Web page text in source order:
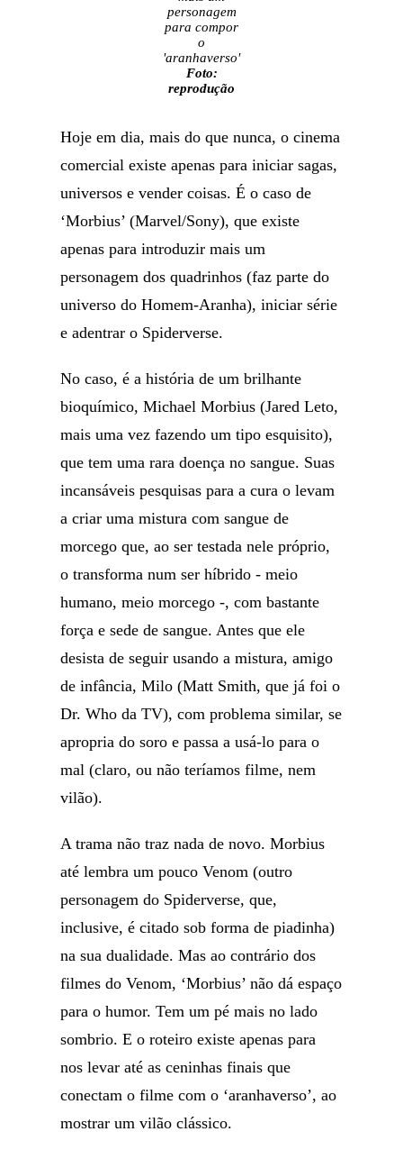
personagem
para compor
o
'aranhaverso'
Foto:
reprodução
Hoje em dia, mais do que nunca, o cinema
comercial existe apenas para iniciar sagas,
universos e vender coisas. É o caso de
‘Morbius’ (Marvel/Sony), que existe
apenas para introduzir mais um
personagem dos quadrinhos (faz parte do
universo do Homem-Aranha), iniciar série
e adentrar o Spiderverse.
No caso, é a história de um brilhante
bioquímico, Michael Morbius (Jared Leto,
mais uma vez fazendo um tipo esquisito),
que tem uma rara doença no sangue. Suas
incansáveis pesquisas para a cura o levam
a criar uma mistura com sangue de
morcego que, ao ser testada nele próprio,
o transforma num ser híbrido - meio
humano, meio morcego -, com bastante
força e sede de sangue. Antes que ele
desista de seguir usando a mistura, amigo
de infância, Milo (Matt Smith, que já foi o
Dr. Who da TV), com problema similar, se
apropria do soro e passa a usá-lo para o
mal (claro, ou não teríamos filme, nem
vilão).
A trama não traz nada de novo. Morbius
até lembra um pouco Venom (outro
personagem do Spiderverse, que,
inclusive, é citado sob forma de piadinha)
na sua dualidade. Mas ao contrário dos
filmes do Venom, ‘Morbius’ não dá espaço
para o humor. Tem um pé mais no lado
sombrio. E o roteiro existe apenas para
nos levar até as ceninhas finais que
conectam o filme com o ‘aranhaverso’, ao
mostrar um vilão clássico.